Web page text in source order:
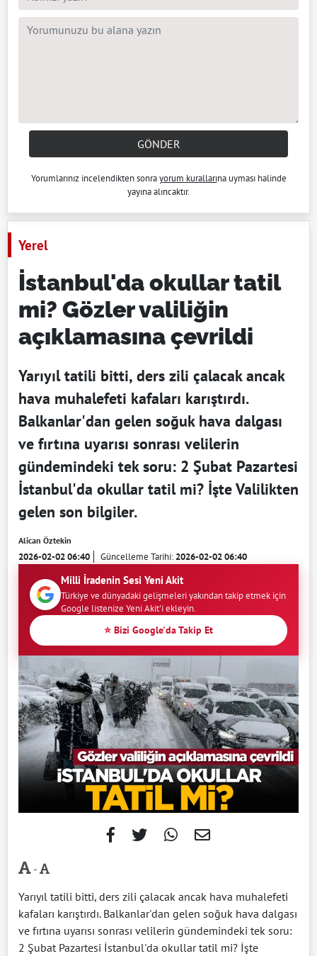
GÖNDER
Yorumlarınız incelendikten sonrayorum kurallarına uyması halinde
yayına alıncaktır.
Yerel
İstanbul'da okullar tatil
mi? Gözler valiliğin
açıklamasına çevrildi
Yarıyıl tatili bitti, ders zili çalacak ancak
hava muhalefeti kafaları karıştırdı.
Balkanlar'dan gelen soğuk hava dalgası
ve fırtına uyarısı sonrası velilerin
gündemindeki tek soru: 2 Şubat Pazartesi
İstanbul'da okullar tatil mi? İşte Valilikten
gelen son bilgiler.
Alican Öztekin
2026-02-02 06:40 Güncelleme Tarihi:2026-02-02 06:40
Milli İradenin Sesi Yeni Akit
Türkiye ve dünyadaki gelişmeleri yakından takip etmek için
Google listenize Yeni Akit'i ekleyin.
⭐ Bizi Google'da Takip Et
-
Yarıyıl tatili bitti, ders zili çalacak ancak hava muhalefeti
kafaları karıştırdı. Balkanlar'dan gelen soğuk hava dalgası
ve fırtına uyarısı sonrası velilerin gündemindeki tek soru:
2 Şubat Pazartesi İstanbul'da okullar tatil mi? İşte